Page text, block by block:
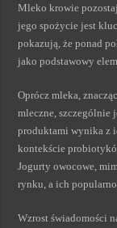
Mleko krowie
jego spożycie jest
pokazują, że ponad
jako podstawowy
Oprócz mleka,
mleczne, szczególnie
produktami wynika z
kontekście
Jogurty owocowe,
rynku, a ich
Wzrost świadomości